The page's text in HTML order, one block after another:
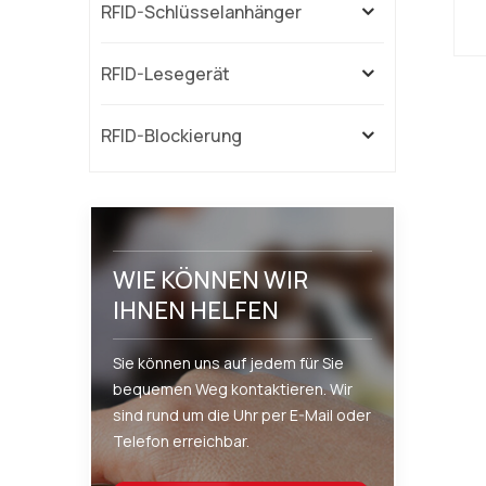
RFID-Schlüsselanhänger
RFID-Lesegerät
RFID-Blockierung
WIE KÖNNEN WIR
IHNEN HELFEN
Sie können uns auf jedem für Sie
bequemen Weg kontaktieren. Wir
sind rund um die Uhr per E-Mail oder
Telefon erreichbar.